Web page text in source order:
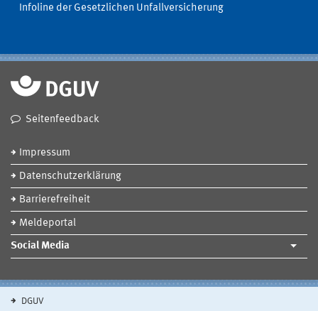
Infoline der Gesetzlichen Unfallversicherung
Seitenfeedback
Impressum
Datenschutzerklärung
Barrierefreiheit
Meldeportal
Social Media
DGUV